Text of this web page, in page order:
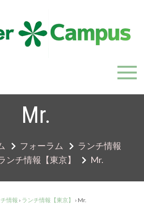
Campus
質を世界一に」を目指すガイドコミ
Mr.
フォーラム
ランチ情報
ンチ情報【東京】
Mr.
情報 › ランチ情報【東京】 › Mr.